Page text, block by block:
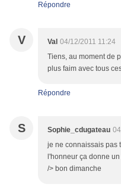
Répondre
V Val 04/12/2011 11:24
Tiens, au moment de
plus faim avec tous
Répondre
S Sophie_cdugateau
je ne connaissais pas
l'honneur ça donne
/> bon dimanche